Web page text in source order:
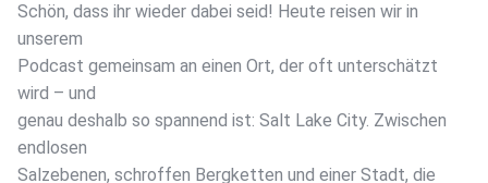
Schön, dass ihr wieder dabei seid! Heute reisen wir in
unserem
Podcast gemeinsam an einen Ort, der oft unterschätzt
wird – und
genau deshalb so spannend ist: Salt Lake City. Zwischen
endlosen
Salzebenen, schroffen Bergketten und einer Stadt, die